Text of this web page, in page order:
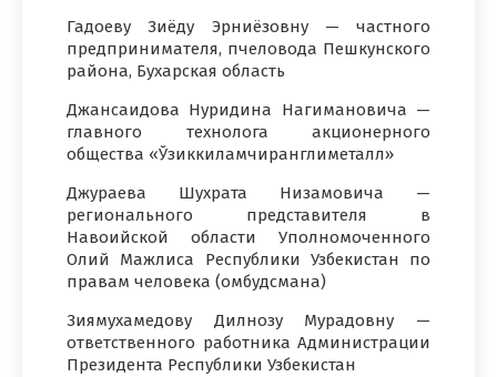
Гадоеву Зиёду Эрниёзовну — частного
предпринимателя, пчеловода Пешкунского
района, Бухарская область
Джансаидова Нуридина Нагимановича —
главного технолога акционерного
общества «Ўзиккиламчиранглиметалл»
Джураева Шухрата Низамовича —
регионального представителя в
Навоийской области Уполномоченного
Олий Мажлиса Республики Узбекистан по
правам человека (омбудсмана)
Зиямухамедову Дилнозу Мурадовну —
ответственного работника Администрации
Президента Республики Узбекистан